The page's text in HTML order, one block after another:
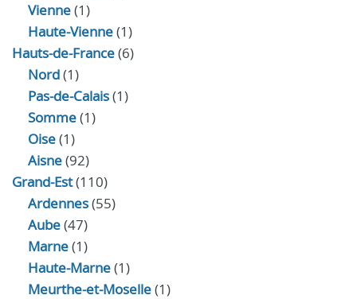
Vienne(1)
Haute-Vienne(1)
Hauts-de-France(6)
Nord(1)
Pas-de-Calais(1)
Somme(1)
Oise(1)
Aisne(92)
Grand-Est(110)
Ardennes(55)
Aube(47)
Marne(1)
Haute-Marne(1)
Meurthe-et-Moselle(1)